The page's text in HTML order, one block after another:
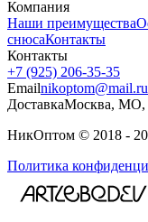
Компания
Наши преимущества
снюсаКонтакты
Контакты
+7 (925) 206‑35‑35
Emailnikoptom@mail.ru
ДоставкаМосква, МО,
НикОптом © 2018 -
Политика